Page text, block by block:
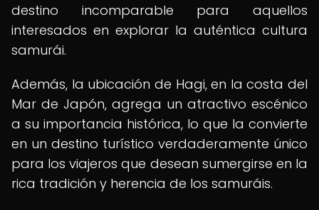
destino incomparable para aquellos
interesados en explorar la auténtica cultura
samurái.
Además, la ubicación de Hagi, en la costa del
Mar de Japón, agrega un atractivo escénico
a su importancia histórica, lo que la convierte
en un destino turístico verdaderamente único
para los viajeros que desean sumergirse en la
rica tradición y herencia de los samuráis.